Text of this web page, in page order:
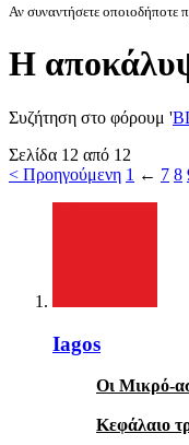
Αν συναντήσετε
Η
Συζήτηση στο φόρουμ '
Σελίδα 12 από 12
< Προηγούμενη 1 ← 7 8
Iagos
Οι Μικρό-
Κεφάλαιο